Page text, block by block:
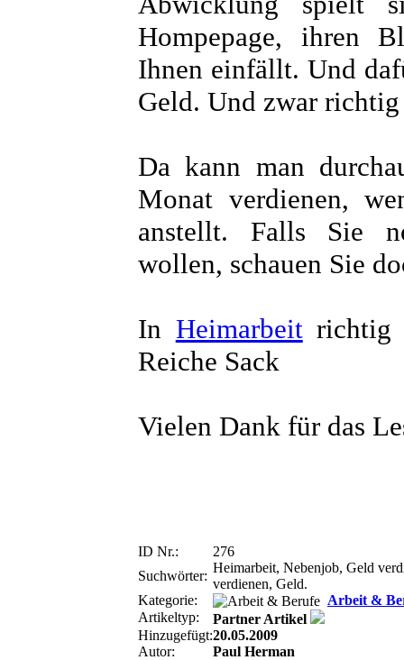
Hompepage, ihren
Ihnen einfällt. Und
Geld. Und zwar
Da kann man
Monat verdienen,
anstellt. Falls Sie
wollen, schauen Sie
In Heimarbeitrichtig
Reiche Sack
Vielen Dank für das
ID Nr.:
276
Suchwörter:
Heimarbeit, Nebenjob, Geld
verdienen, Geld.
Kategorie:
Arbeit &
Artikeltyp:
Partner Artikel
Hinzugefügt:20.05.2009
Autor:
Paul Herman